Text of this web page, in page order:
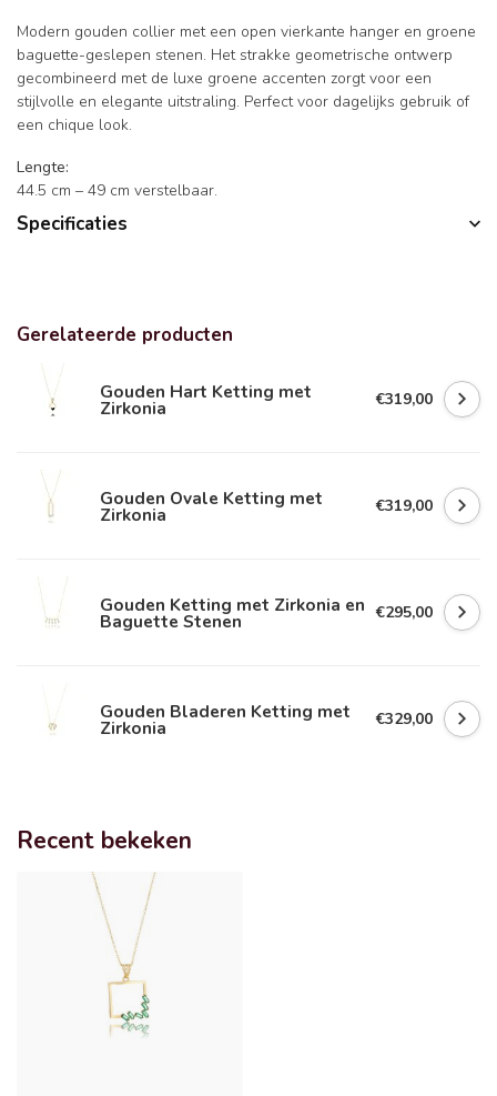
Modern gouden collier met een open vierkante hanger en groene
baguette-geslepen stenen. Het strakke geometrische ontwerp
gecombineerd met de luxe groene accenten zorgt voor een
stijlvolle en elegante uitstraling. Perfect voor dagelijks gebruik of
een chique look.
Lengte:
44.5 cm – 49 cm verstelbaar.
Specificaties
Gerelateerde producten
Gouden Hart Ketting met
Zirkonia €319,00
Gouden Ovale Ketting met
Zirkonia €319,00
Gouden Ketting met Zirkonia en
Baguette Stenen €295,00
Gouden Bladeren Ketting met
Zirkonia €329,00
Recent bekeken